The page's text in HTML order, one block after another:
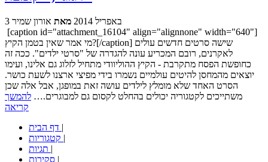
3 באפריל 2014 מאת אורון שמיר
[caption id="attachment_16104" align="alignnone" width="640"]
מי אמר שאין בטמן הקיץ?[/caption] שישה סרטים חדשים עולים
לאקרנים, רובם המכריע עונה להגדרה של "סרטי ילדים". ככה זה
כחופשת הפסח מתקרבת - הקיץ ההוליוודי מתחיל לזלוג גם אלינו, ועימו
יוצאים מהמחסן להיטים עולמיים נשמרו בידי מפיצי ארצנו לשעת כושר.
הסרט האחד שלא מומלץ לילדים עושה זאת במופגן, אבל אלה שכן
משתייכים לקטגוריה יכולים בהחלט לקסום גם למבוגרים.… להמשך
קריאה
|
|
|
|